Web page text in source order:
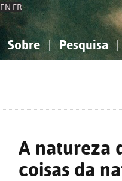
EN FR
Sobre Pesquisa
A natureza
coisas da